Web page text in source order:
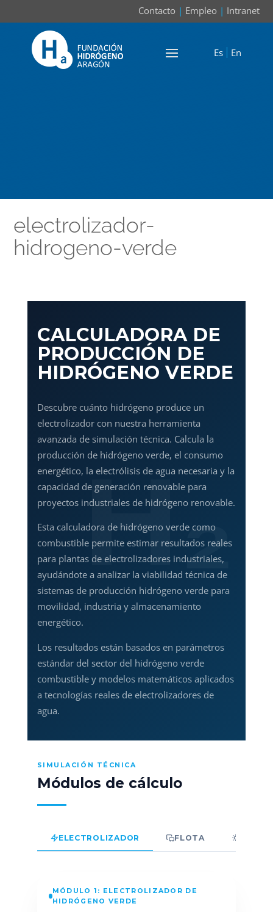
Contacto | Empleo | Intranet
Es En
electrolizador-
hidrogeno-verde
CALCULADORA DE
PRODUCCIÓN DE
HIDRÓGENO VERDE
Descubre cuánto hidrógeno produce un
electrolizador con nuestra herramienta
avanzada de simulación técnica. Calcula la
producción de hidrógeno verde, el consumo
energético, la electrólisis de agua necesaria y la
capacidad de generación renovable para
proyectos industriales de hidrógeno renovable.
Esta calculadora de hidrógeno verde como
combustible permite estimar resultados reales
para plantas de electrolizadores industriales,
ayudándote a analizar la viabilidad técnica de
sistemas de producción hidrógeno verde para
movilidad, industria y almacenamiento
energético.
Los resultados están basados en parámetros
estándar del sector del hidrógeno verde
combustible y modelos matemáticos aplicados
a tecnologías reales de electrolizadores de
agua.
SIMULACIÓN TÉCNICA
Módulos de cálculo
ELECTROLIZADOR FLOTA
MÓDULO 1: ELECTROLIZADOR DE
HIDRÓGENO VERDE